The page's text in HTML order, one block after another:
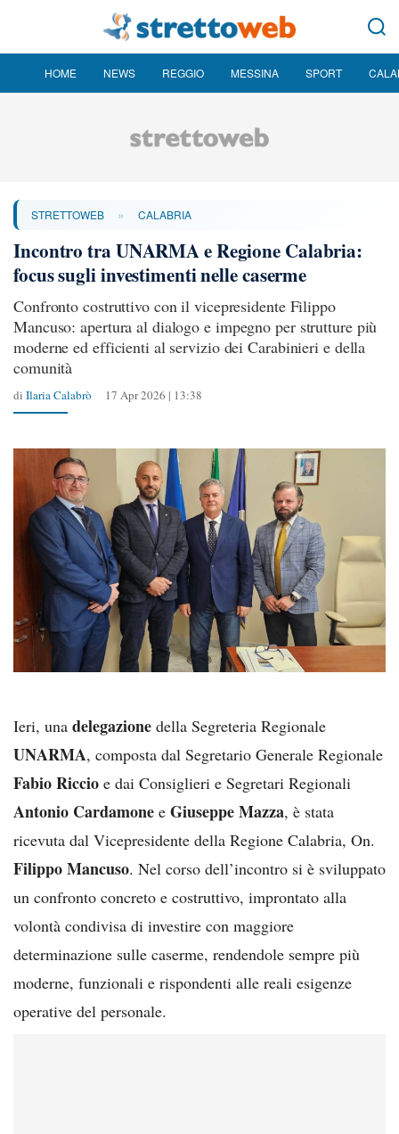
HOME NEWS REGGIO MESSINA SPORT
STRETTOWEB » CALABRIA
Incontro tra UNARMA e Regione Calabria:
focus sugli investimenti nelle caserme
Confronto costruttivo con il vicepresidente Filippo
Mancuso: apertura al dialogo e impegno per strutture più
moderne ed efficienti al servizio dei Carabinieri e della
comunità
di Ilaria Calabrò 17 Apr 2026 | 13:38
Ieri, una delegazione della Segreteria Regionale
UNARMA, composta dal Segretario Generale Regionale
Fabio Riccio e dai Consiglieri e Segretari Regionali
Antonio Cardamone e Giuseppe Mazza, è stata
ricevuta dal Vicepresidente della Regione Calabria, On.
Filippo Mancuso. Nel corso dell’incontro si è sviluppato
un confronto concreto e costruttivo, improntato alla
volontà condivisa di investire con maggiore
determinazione sulle caserme, rendendole sempre più
moderne, funzionali e rispondenti alle reali esigenze
operative del personale.